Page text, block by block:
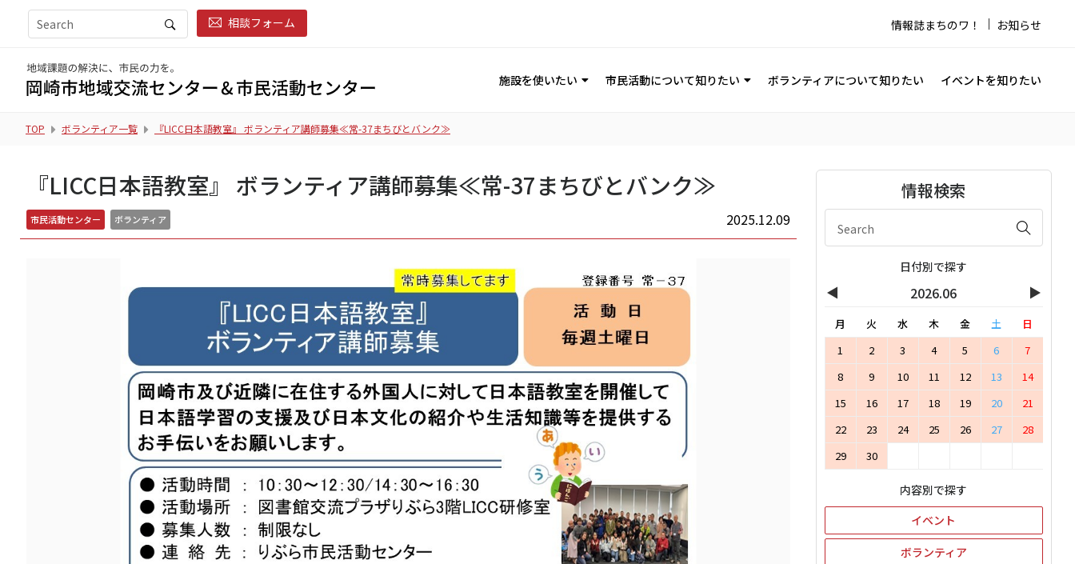
相談フォーム 情報誌まちのワ！ お知らせ
施設を使いたい 市民活動について知りたい ボランティアについて知りたい イベントを知りたい
TOP ボランティア一覧 『LICC日本語教室』 ボランティア講師募集≪常-37まちびとバンク≫
『LICC日本語教室』 ボランティア講師募集≪常-37まちびとバンク≫
市民活動センター ボランティア 2025.12.09
情報検索
日付別で探す
◀ 2026.06 ▶
月 火 水 木 金 土
日
1
2 3 4 5 6
7
8
9 10 11 12 13
14
15
16 17 18 19 20
21
22
23 24 25 26 27
28
29
30
内容別で探す
イベント
ボランティア